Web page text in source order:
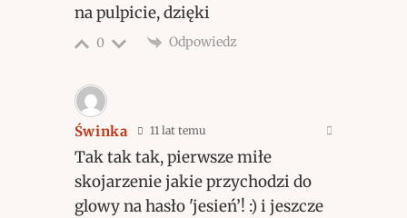
na pulpicie, dzięki
0 Odpowiedz
Świnka 11 lat temu
Tak tak tak, pierwsze miłe
skojarzenie jakie przychodzi do
glowy na hasło 'jesień’! :) i jeszcze